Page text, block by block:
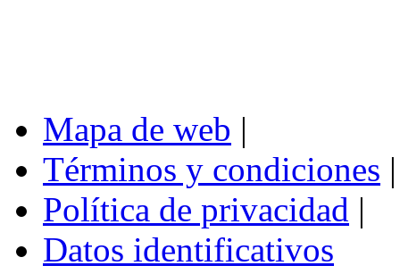
Mapa de web |
Términos y condiciones |
Política de privacidad |
Datos identificativos